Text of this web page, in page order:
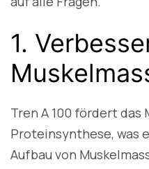
1.
Tren A 100 fördert das
Proteinsynthese, was
Aufbau von